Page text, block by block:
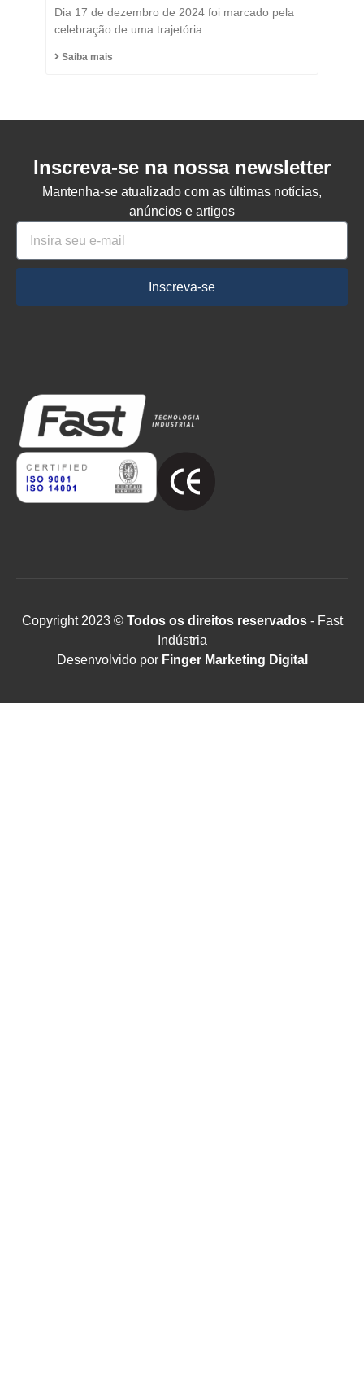
Honorário do Município
Dia 17 de dezembro de 2024 foi marcado pela
celebração de uma trajetória
Saiba mais
Inscreva-se na nossa newsletter
Mantenha-se atualizado com as últimas notícias,
anúncios e artigos
Inscreva-se
Copyright 2023 ©Todos os direitos reservados- Fast
Indústria
Desenvolvido por Finger Marketing Digital